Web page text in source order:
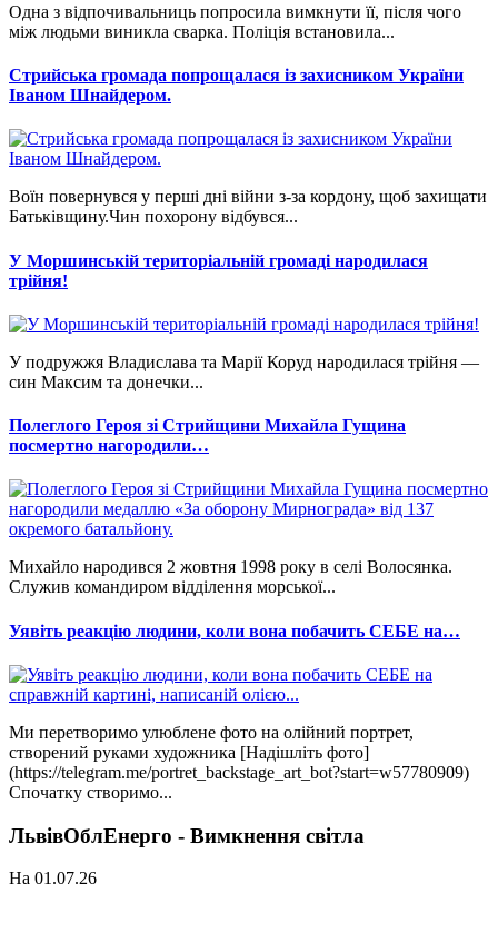
Одна з відпочивальниць попросила вимкнути її, після чого
між людьми виникла сварка. Поліція встановила...
Стрийська громада попрощалася із захисником України
Іваном Шнайдером.
Воїн повернувся у перші дні війни з-за кордону, щоб захищати
Батьківщину.Чин похорону відбувся...
У Моршинській територіальній громаді народилася
трійня!
У подружжя Владислава та Марії Коруд народилася трійня —
син Максим та донечки...
Полеглого Героя зі Стрийщини Михайла Гущина
посмертно нагородили…
Михайло народився 2 жовтня 1998 року в селі Волосянка.
Служив командиром відділення морської...
Уявіть реакцію людини, коли вона побачить СЕБЕ на…
Ми перетворимо улюблене фото на олійний портрет,
створений руками художника [Надішліть фото]
(https://telegram.me/portret_backstage_art_bot?start=w57780909)
Спочатку створимо...
ЛьвівОблЕнерго - Вимкнення світла
На 01.07.26